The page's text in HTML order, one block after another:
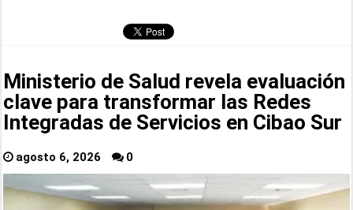
Ministerio de Salud revela evaluación
clave para transformar las Redes
Integradas de Servicios en Cibao Sur
agosto 6, 2026 0